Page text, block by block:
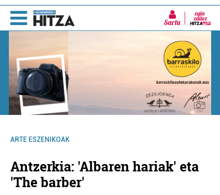
Sartu
ARTE ESZENIKOAK
Antzerkia: 'Albaren hariak' eta
'The barber'